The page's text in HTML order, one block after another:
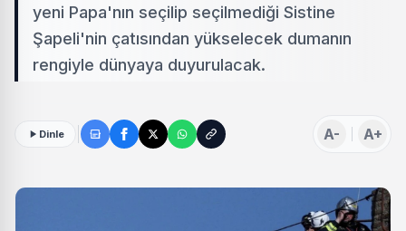
yeni Papa'nın seçilip seçilmediği Sistine
Şapeli'nin çatısından yükselecek dumanın
rengiyle dünyaya duyurulacak.
Dinle A- A+